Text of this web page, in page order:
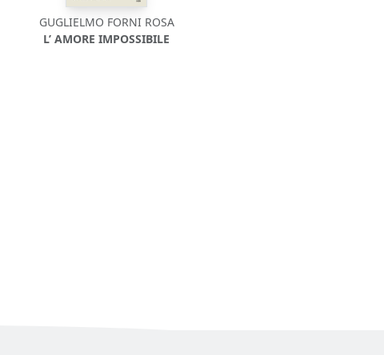
GUGLIELMO FORNI ROSA
L’ AMORE IMPOSSIBILE